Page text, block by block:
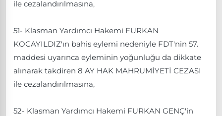
ile cezalandırılmasına,
51- Klasman Yardımcı Hakemi FURKAN
KOCAYILDIZ'ın bahis eylemi nedeniyle FDT'nin 57.
maddesi uyarınca eyleminin yoğunluğu da dikkate
alınarak takdiren 8 AY HAK MAHRUMİYETİ CEZASI
ile cezalandırılmasına,
52- Klasman Yardımcı Hakemi FURKAN GENÇ'in